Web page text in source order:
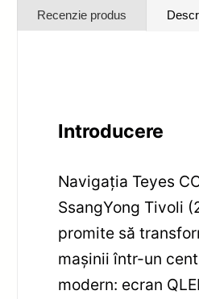
Recenzie produs
Introducere
Navigația Teyes
SsangYong Tivoli
promite să
mașinii într-un
modern: ecran